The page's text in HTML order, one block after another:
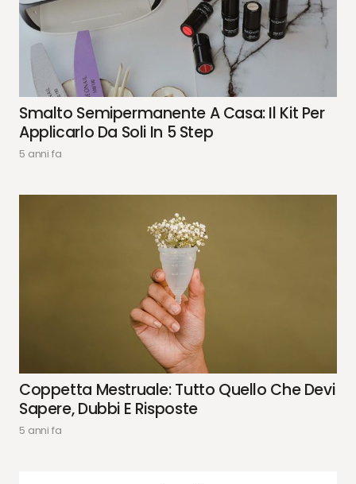
Smalto Semipermanente A Casa: Il Kit Per
Applicarlo Da Soli In 5 Step
5 anni fa
Coppetta Mestruale: Tutto Quello Che Devi
Sapere, Dubbi E Risposte
5 anni fa